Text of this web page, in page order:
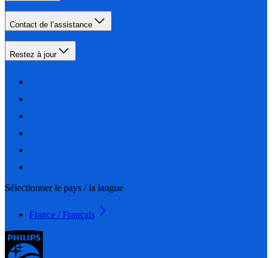
Contact de l’assistance
Restez à jour
Sélectionner le pays / la langue
France / Français